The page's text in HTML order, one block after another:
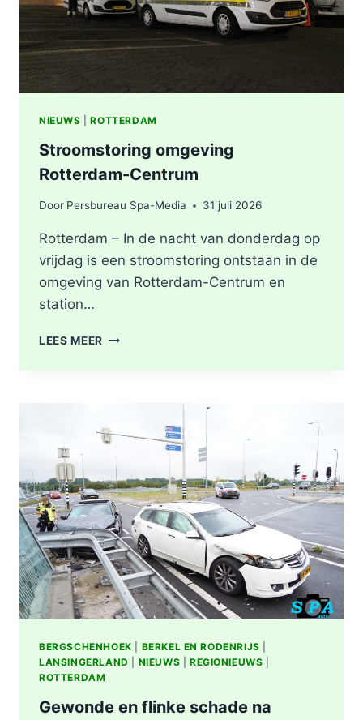
NIEUWS |ROTTERDAM
Stroomstoring omgeving
Rotterdam-Centrum
Door Persbureau Spa-Media 31 juli 2026
Rotterdam – In de nacht van donderdag op
vrijdag is een stroomstoring ontstaan in de
omgeving van Rotterdam-Centrum en
station…
LEES MEER STROOMSTORING
BERGSCHENHOEK BERKEL EN RODENRIJS
LANSINGERLAND
NIEUWS REGIONIEUWS
ROTTERDAM
Gewonde en flinke schade na